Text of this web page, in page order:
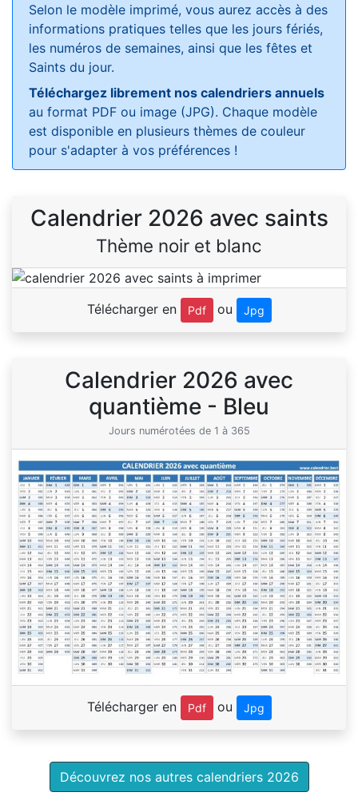
Selon le modèle imprimé, vous aurez accès à des
informations pratiques telles que les jours fériés,
les numéros de semaines, ainsi que les fêtes et
Saints du jour.
Téléchargez librement nos calendriers annuels
au format PDF ou image (JPG). Chaque modèle
est disponible en plusieurs thèmes de couleur
pour s'adapter à vos préférences !
Calendrier 2026 avec saints
Thème noir et blanc
Télécharger en Pdf ou Jpg
Calendrier 2026 avec
quantième - Bleu
Jours numérotées de 1 à 365
Télécharger en Pdf ou Jpg
Découvrez nos autres calendriers 2026